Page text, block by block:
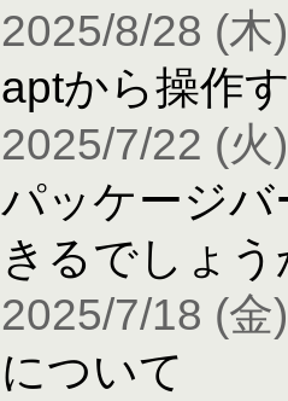
2025/8/28 (木
aptから操作
2025/7/22 (火
パッケージ
きるでしょう
2025/7/18 (金
について